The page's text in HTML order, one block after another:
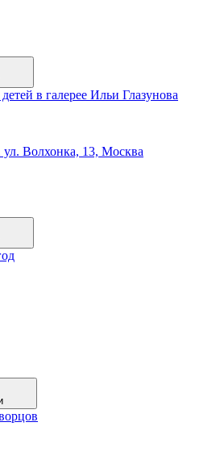
в галерее Ильи Глазунова
ул. Волхонка, 13, Москва